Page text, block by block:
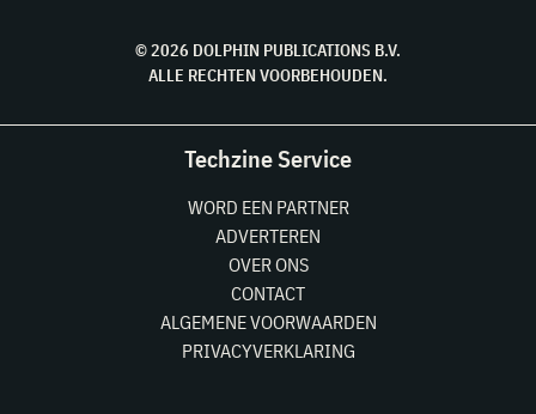
© 2026 DOLPHIN PUBLICATIONS B.V.
ALLE RECHTEN VOORBEHOUDEN.
Techzine Service
WORD EEN PARTNER
ADVERTEREN
OVER ONS
CONTACT
ALGEMENE VOORWAARDEN
PRIVACYVERKLARING